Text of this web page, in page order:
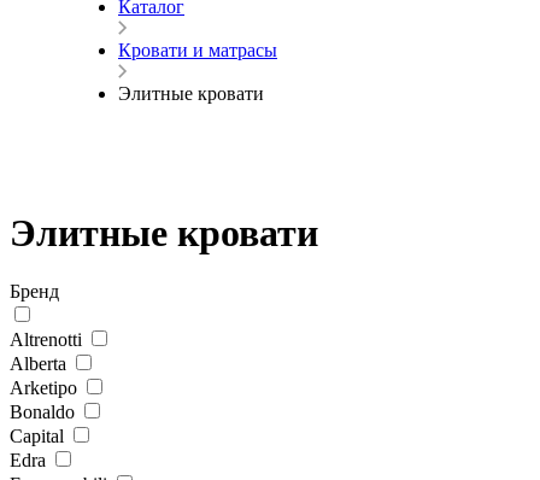
Каталог
Кровати и матрасы
Элитные кровати
Элитные кровати
Бренд
Altrenotti
Alberta
Arketipo
Bonaldo
Capital
Edra